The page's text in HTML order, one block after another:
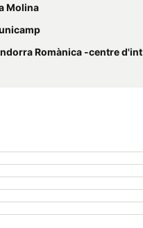
Molina
Romànica -centre d'interpretació